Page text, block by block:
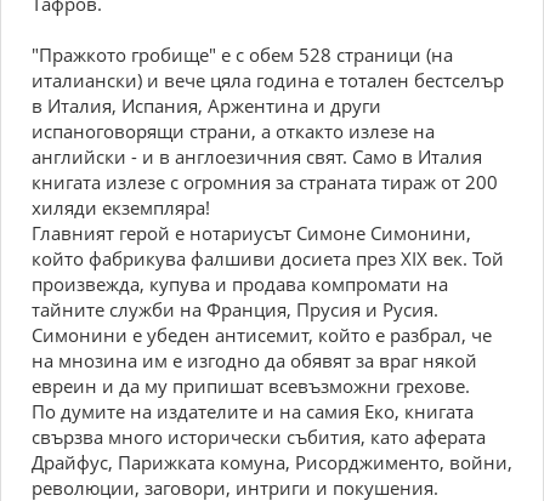
"Пражкото гробище" е с обем 528 страници (на
италиански) и вече цяла година е тотален бестселър
в Италия, Испания, Аржентина и други
испаноговорящи страни, а откакто излезе на
английски - и в англоезичния свят. Само в Италия
книгата излезе с огромния за страната тираж от 200
хиляди екземпляра!
Главният герой е нотариусът Симоне Симонини,
който фабрикува фалшиви досиета през ХІХ век. Той
произвежда, купува и продава компромати на
тайните служби на Франция, Прусия и Русия.
Симонини е убеден антисемит, който е разбрал, че
на мнозина им е изгодно да обявят за враг някой
евреин и да му припишат всевъзможни грехове.
По думите на издателите и на самия Еко, книгата
свързва много исторически събития, като аферата
Драйфус, Парижката комуна, Рисорджименто, войни,
революции, заговори, интриги и покушения.